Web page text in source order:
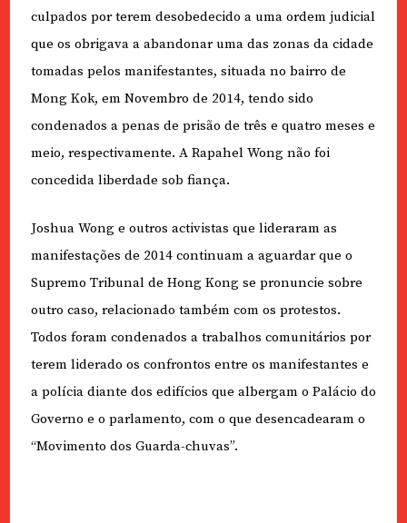
culpados por terem desobedecido a uma ordem judicial
que os obrigava a abandonar uma das zonas da cidade
tomadas pelos manifestantes, situada no bairro de
Mong Kok, em Novembro de 2014, tendo sido
condenados a penas de prisão de três e quatro meses e
meio, respectivamente. A Rapahel Wong não foi
concedida liberdade sob fiança.
Joshua Wong e outros activistas que lideraram as
manifestações de 2014 continuam a aguardar que o
Supremo Tribunal de Hong Kong se pronuncie sobre
outro caso, relacionado também com os protestos.
Todos foram condenados a trabalhos comunitários por
terem liderado os confrontos entre os manifestantes e
a polícia diante dos edifícios que albergam o Palácio do
Governo e o parlamento, com o que desencadearam o
“Movimento dos Guarda-chuvas”.